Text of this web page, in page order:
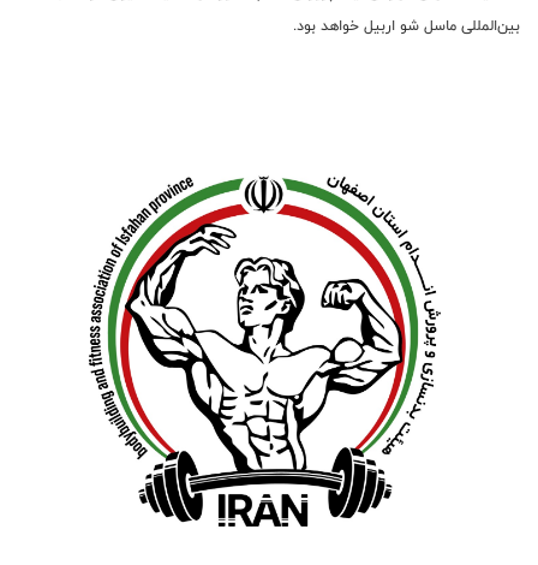
بین‌المللی ماسل شو اربیل خواهد بود.